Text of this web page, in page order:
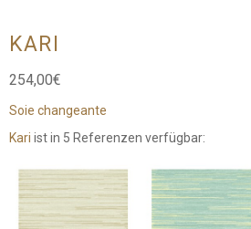
KARI
254,00€
Soie changeante
Kari ist in 5 Referenzen verfügbar: